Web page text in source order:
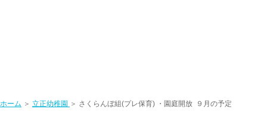
ホーム ＞ 立正幼稚園 ＞ さくらんぼ組(プレ保育) ・園庭開放 ９月の予定